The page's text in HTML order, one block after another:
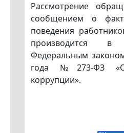
Рассмотрение
сообщением о
поведения
производится в
Федеральным
года №273-ФЗ «О
коррупции».